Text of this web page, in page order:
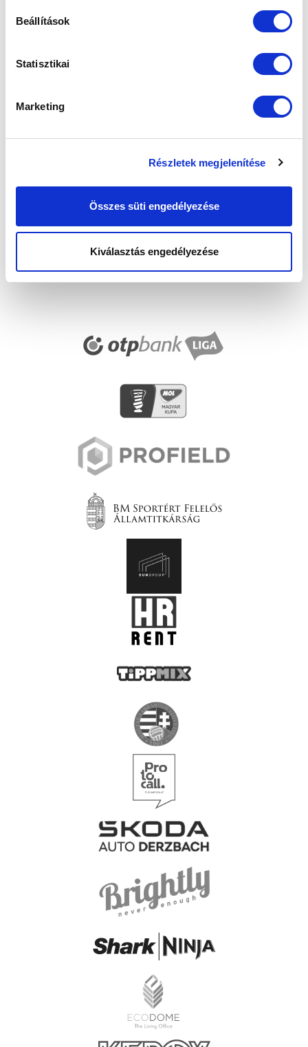
Beállítások
Statisztikai
Marketing
Részletek megjelenítése
Összes süti engedélyezése
Kiválasztás engedélyezése
SZPONZOROK